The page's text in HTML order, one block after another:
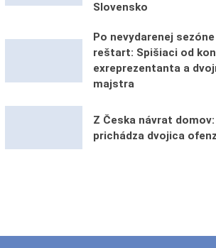
Slovensko
Po nevydarenej
reštart: Spišiaci od
exreprezentanta a
majstra
Z Česka návrat
prichádza dvojica